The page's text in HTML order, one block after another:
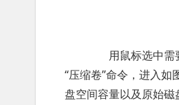
用鼠标选中需要
“压缩卷”命令，进入
盘空间容量以及原始磁